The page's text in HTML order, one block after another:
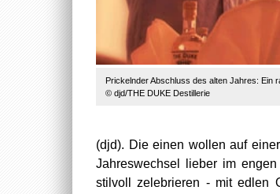
Prickelnder Abschluss des alten Jahres: Ein
© djd/THE DUKE Destillerie
(djd). Die einen wollen auf
Jahreswechsel lieber im
stilvoll zelebrieren - mit edlen